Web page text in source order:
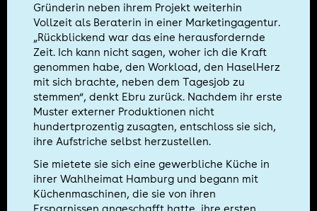
Gründerin neben ihrem Projekt weiterhin
Vollzeit als Beraterin in einer Marketingagentur.
„Rückblickend war das eine herausfordernde
Zeit. Ich kann nicht sagen, woher ich die Kraft
genommen habe, den Workload, den HaselHerz
mit sich brachte, neben dem Tagesjob zu
stemmen“, denkt Ebru zurück. Nachdem ihr erste
Muster externer Produktionen nicht
hundertprozentig zusagten, entschloss sie sich,
ihre Aufstriche selbst herzustellen.
Sie mietete sie sich eine gewerbliche Küche in
ihrer Wahlheimat Hamburg und begann mit
Küchenmaschinen, die sie von ihren